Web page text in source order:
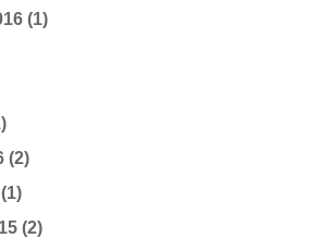
(1)
(2)
(1)
(2)